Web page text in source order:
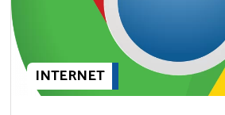
INTERNET